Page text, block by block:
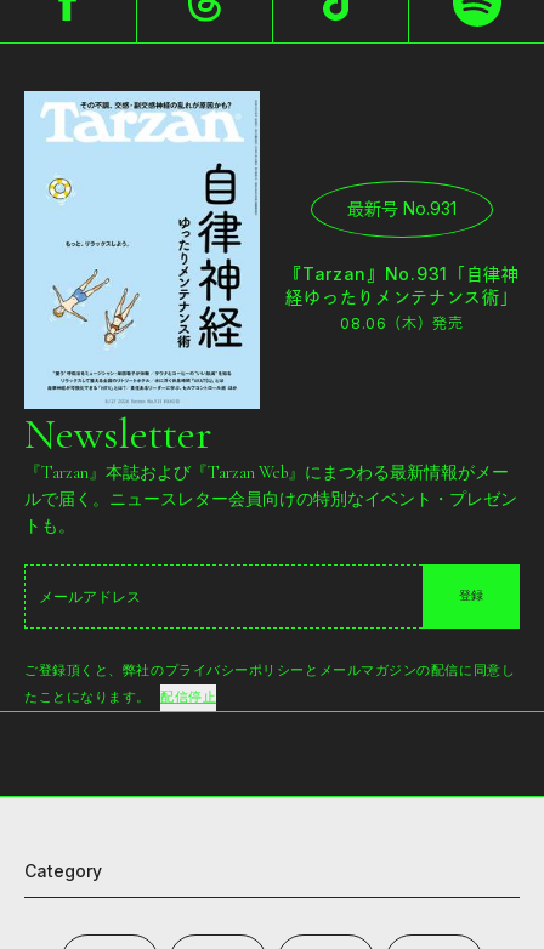
最新号 No.931
『Tarzan』No.931「自律神
経ゆったりメンテナンス術」
08.06（木）発売
Newsletter
『Tarzan』本誌および『Tarzan Web』にまつわる最新情報がメー
ルで届く。ニュースレター会員向けの特別なイベント・プレゼン
トも。
登録
ご登録頂くと、弊社のプライバシーポリシーとメールマガジンの配信に同意し
たことになります。
配信停止
Category